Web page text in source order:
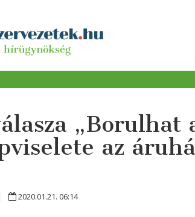
az
2020.01.21. 06:14